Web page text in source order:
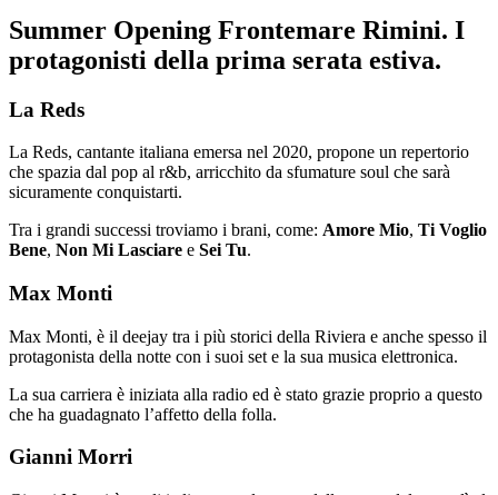
Summer Opening Frontemare Rimini. I
protagonisti della prima serata estiva.
La Reds
La Reds, cantante italiana emersa nel 2020, propone un repertorio
che spazia dal pop al r&b, arricchito da sfumature soul che sarà
sicuramente conquistarti.
Tra i grandi successi troviamo i brani, come: Amore Mio, Ti Voglio
Bene, Non Mi Lasciare e Sei Tu.
Max Monti
Max Monti, è il deejay tra i più storici della Riviera e anche spesso il
protagonista della notte con i suoi set e la sua musica elettronica.
La sua carriera è iniziata alla radio ed è stato grazie proprio a questo
che ha guadagnato l’affetto della folla.
Gianni Morri